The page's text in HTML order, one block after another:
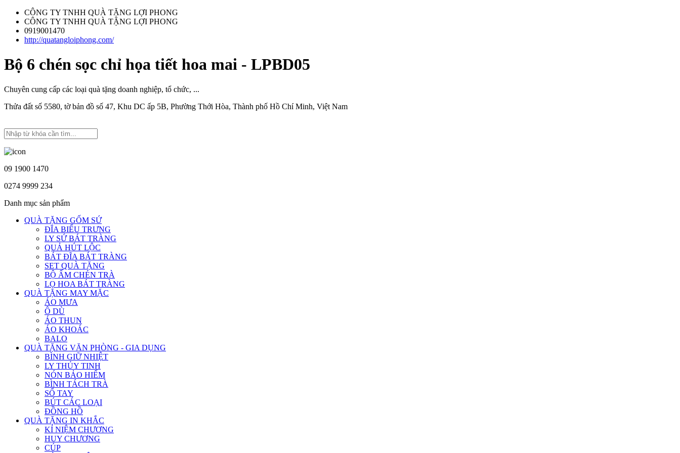
CÔNG TY TNHH QUÀ TẶNG LỢI PHONG
CÔNG TY TNHH QUÀ TẶNG LỢI PHONG
0919001470
http://quatangloiphong.com/
Bộ 6 chén sọc chỉ họa tiết hoa mai - LPBD05
Chuyên cung cấp các loại quà tặng doanh nghiệp, tổ chức, ...
Thửa đất số 5580, tờ bản đồ số 47, Khu DC ấp 5B, Phường Thới Hòa, Thành phố Hồ Chí Minh, Việt Nam
09 1900 1470
0274 9999 234
Danh mục sản phẩm
QUÀ TẶNG GỐM SỨ
ĐĨA BIỂU TRƯNG
LY SỨ BÁT TRÀNG
QUẢ HÚT LỘC
BÁT ĐĨA BÁT TRÀNG
SET QUÀ TẶNG
BỘ ẤM CHÉN TRÀ
LỌ HOA BÁT TRÀNG
QUÀ TẶNG MAY MẶC
ÁO MƯA
Ô DÙ
ÁO THUN
ÁO KHOÁC
BALO
QUÀ TẶNG VĂN PHÒNG - GIA DỤNG
BÌNH GIỮ NHIỆT
LY THỦY TINH
NÓN BẢO HIỂM
BÌNH TÁCH TRÀ
SỔ TAY
BÚT CÁC LOẠI
ĐỒNG HỒ
QUÀ TẶNG IN KHẮC
KỈ NIỆM CHƯƠNG
HUY CHƯƠNG
CÚP